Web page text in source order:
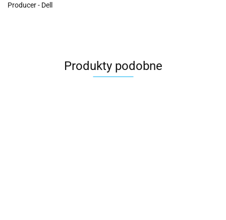
Producer - Dell
Produkty podobne